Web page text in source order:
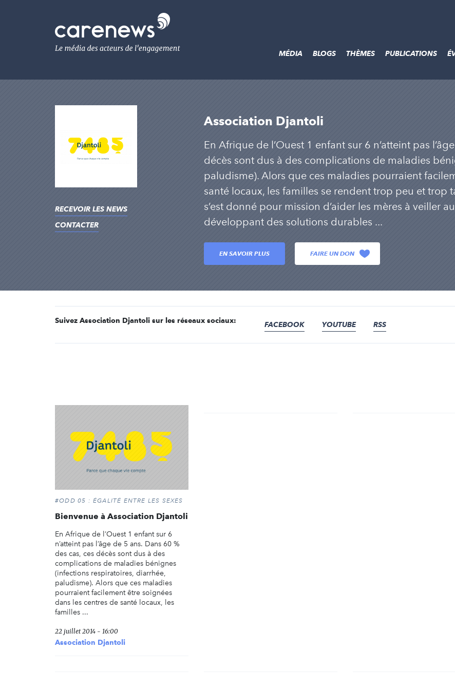
Le
média
de
MÉDIA BLOGS THÈMES PUBLICATIONS
RECEVOIR LES NEWS
CONTACTER
Association Djantoli
En Afrique de l’Ouest 1 enfant sur 6 n’atteint pas
décès sont dus à des complications de maladies
paludisme). Alors que ces maladies pourraient
santé locaux, les familles se rendent trop peu et trop
s’est donné pour mission d’aider les mères à veiller
développant des solutions durables ...
EN SAVOIR PLUS FAIRE UN DON
Suivez Association Djantoli sur les réseaux sociaux: FACEBOOK YOUTUBE RSS
#ODD 05 : ÉGALITÉ ENTRE LES SEXES
Bienvenue à Association Djantoli
En Afrique de l’Ouest 1 enfant sur 6
n’atteint pas l’âge de 5 ans. Dans 60 %
des cas, ces décès sont dus à des
complications de maladies bénignes
(infections respiratoires, diarrhée,
paludisme). Alors que ces maladies
pourraient facilement être soignées
dans les centres de santé locaux, les
familles ...
22 juillet 2014 - 16:00
Association Djantoli